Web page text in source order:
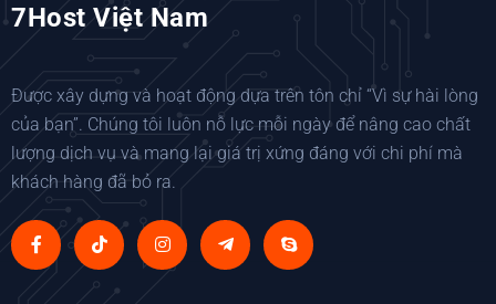
7Host Việt Nam
Được xây dựng và hoạt động dựa trên tôn chỉ “Vì sự hài lòng
của bạn”. Chúng tôi luôn nỗ lực mỗi ngày để nâng cao chất
lượng dịch vụ và mang lại giá trị xứng đáng với chi phí mà
khách hàng đã bỏ ra.